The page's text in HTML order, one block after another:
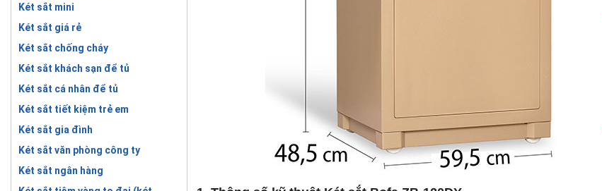
Két sắt mini
Két sắt giá rẻ
Két sắt chống cháy
Két sắt khách sạn để tủ
Két sắt cá nhân để tủ
Két sắt tiết kiệm trẻ em
Két sắt gia đình
Két sắt văn phòng công ty
Két sắt ngân hàng